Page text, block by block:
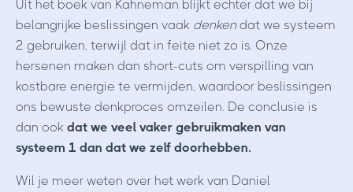
Uit het boek van Kahneman blijkt echter dat we bij
belangrijke beslissingen vaak denken dat we systeem
2 gebruiken, terwijl dat in feite niet zo is. Onze
hersenen maken dan short-cuts om verspilling van
kostbare energie te vermijden, waardoor beslissingen
ons bewuste denkproces omzeilen. De conclusie is
dan ook dat we veel vaker gebruikmaken van
systeem 1 dan dat we zelf doorhebben.
Wil je meer weten over het werk van Daniel